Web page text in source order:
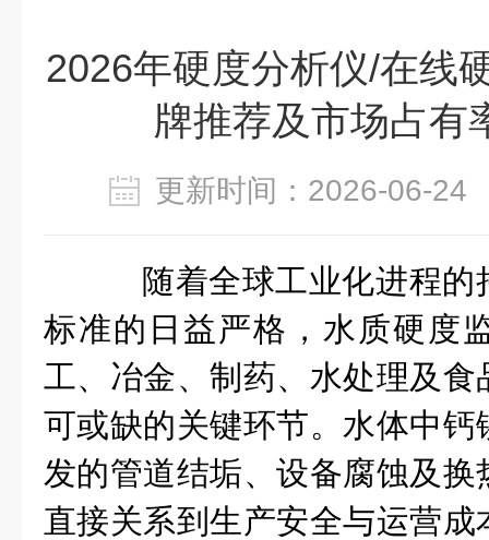
2026年硬度分析仪/在线
牌推荐及市场占有
更新时间：2026-06-
随着全球工业化进程的
标准的日益严格，水质硬度
工、冶金、制药、水处理及
可或缺的关键环节。水体中
发的管道结垢、设备腐蚀及
直接关系到生产安全与运营